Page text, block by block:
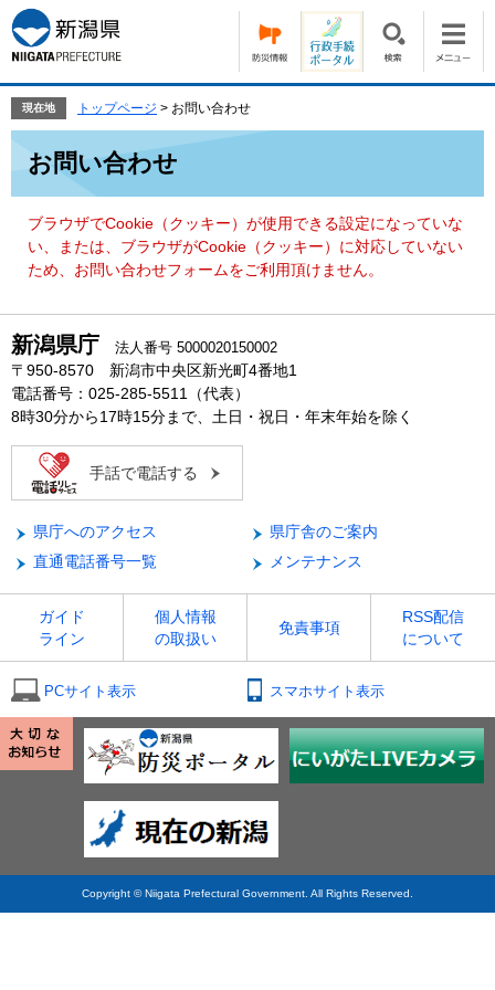
ー
ジ
の
頭
す。
ニ
ュ
ー
飛
て
現在地 トップページ > お問い合わせ
お問い合わせ
ブラウザでCookie（クッキー）が使用できる設定になっていな
い、または、ブラウザがCookie（クッキー）に対応していない
ため、お問い合わせフォームをご利用頂けません。
新潟県庁 法人番号 5000020150002
〒950-8570 新潟市中央区新光町4番地1
電話番号：025-285-5511（代表）
8時30分から17時15分まで、土日・祝日・年末年始を除く
手話で電話する
県庁へのアクセス
県庁舎のご案内
直通電話番号一覧
メンテナンス
ガイド
ライン
個人情報
の取扱い
免責事項
RSS配信
について
PCサイト表示 スマホサイト表示
Copyright © Niigata Prefectural Government. All Rights Reserved.